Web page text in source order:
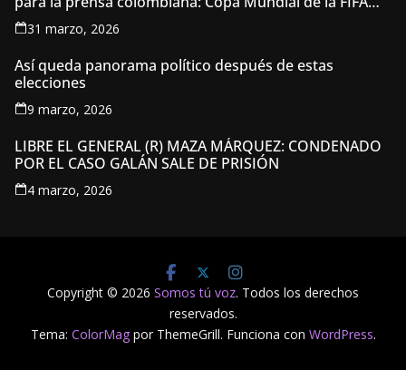
2026 ™
31 marzo, 2026
Así queda panorama político después de estas
elecciones
9 marzo, 2026
LIBRE EL GENERAL (R) MAZA MÁRQUEZ: CONDENADO
POR EL CASO GALÁN SALE DE PRISIÓN
4 marzo, 2026
Copyright © 2026 Somos tú voz. Todos los derechos
reservados.
Tema: ColorMagpor ThemeGrill. Funciona con WordPress.